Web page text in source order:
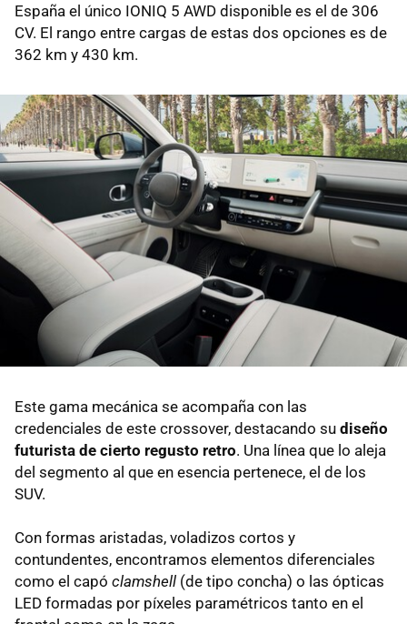
España el único IONIQ 5 AWD disponible es el de 306
CV. El rango entre cargas de estas dos opciones es de
362 km y 430 km.
Este gama mecánica se acompaña con las
credenciales de este crossover, destacando su diseño
futurista de cierto regusto retro. Una línea que lo aleja
del segmento al que en esencia pertenece, el de los
SUV.
Con formas aristadas, voladizos cortos y
contundentes, encontramos elementos diferenciales
como el capó clamshell (de tipo concha) o las ópticas
LED formadas por píxeles paramétricos tanto en el